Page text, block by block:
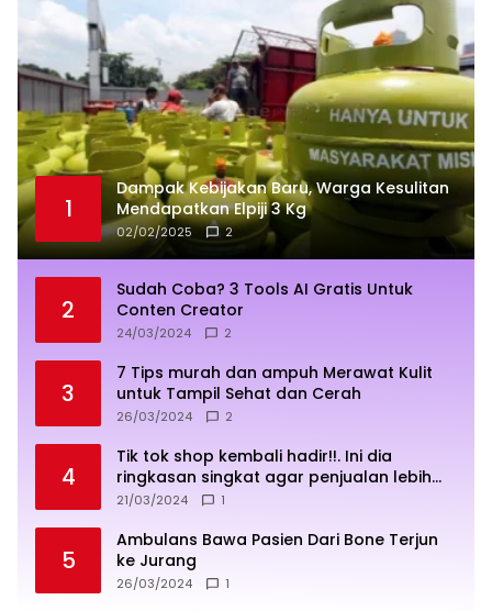
1
Dampak Kebijakan Baru, Warga Kesulitan
Mendapatkan Elpiji 3 Kg
02/02/2025 2
2
Sudah Coba? 3 Tools AI Gratis Untuk
Conten Creator
24/03/2024 2
3
7 Tips murah dan ampuh Merawat Kulit
untuk Tampil Sehat dan Cerah
26/03/2024 2
4
Tik tok shop kembali hadir!!. Ini dia
ringkasan singkat agar penjualan lebih
sukses
21/03/2024 1
5
Ambulans Bawa Pasien Dari Bone Terjun
ke Jurang
26/03/2024 1